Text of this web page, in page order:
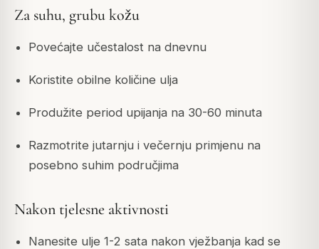
Za suhu, grubu kožu
Povećajte učestalost na dnevnu
Koristite obilne količine ulja
Produžite period upijanja na 30-60 minuta
Razmotrite jutarnju i večernju primjenu na
posebno suhim područjima
Nakon tjelesne aktivnosti
Nanesite ulje 1-2 sata nakon vježbanja kad se